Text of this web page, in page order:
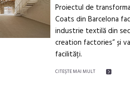
Proiectul de
Coats din Barcelona
industrie textilă din
creation factories” și
facilități.
CITEŞTE MAI MULT